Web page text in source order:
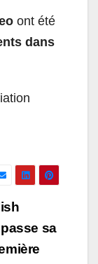
ont été
dans
sa